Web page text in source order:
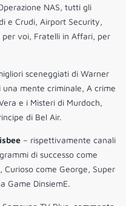
NAS, tutti gli
e Crudi, Airport Security,
voi, Fratelli in Affari, per
sceneggiati di Warner
mente criminale, A crime
e i Misteri di Murdoch,
di Bel Air.
– rispettivamente canali
di successo come
come George, Super
Game DinsiemE.